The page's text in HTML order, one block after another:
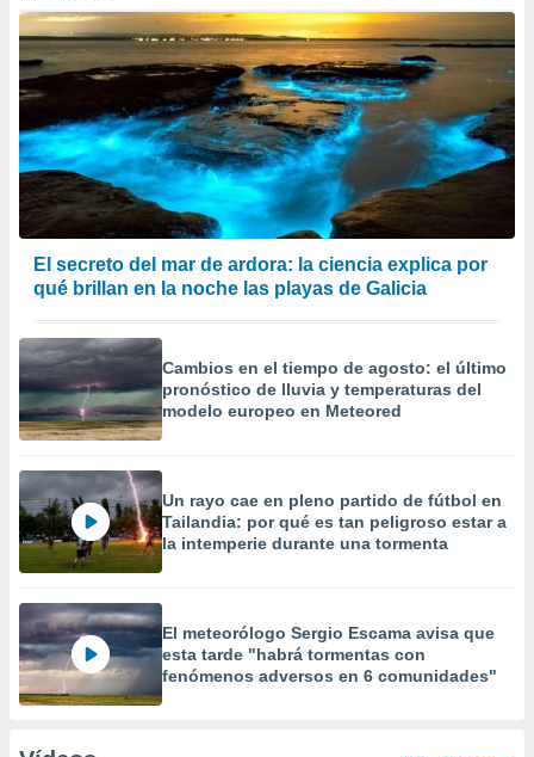
El secreto del mar de ardora: la ciencia explica por
qué brillan en la noche las playas de Galicia
Cambios en el tiempo de agosto: el último
pronóstico de lluvia y temperaturas del
modelo europeo en Meteored
Un rayo cae en pleno partido de fútbol en
Tailandia: por qué es tan peligroso estar a
la intemperie durante una tormenta
El meteorólogo Sergio Escama avisa que
esta tarde "habrá tormentas con
fenómenos adversos en 6 comunidades"